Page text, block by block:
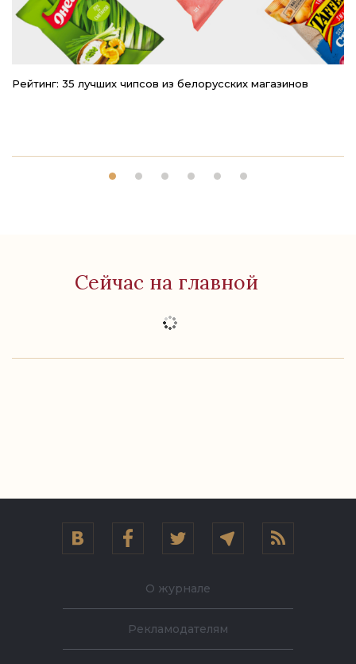
Рейтинг: 35 лучших чипсов из белорусских магазинов
Сейчас на главной
О журнале
Рекламодателям